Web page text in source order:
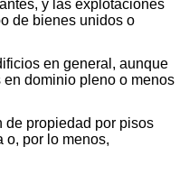
y las explotaciones
de bienes unidos o
en general, aunque
dominio pleno o menos
de propiedad por pisos
o, por lo menos,